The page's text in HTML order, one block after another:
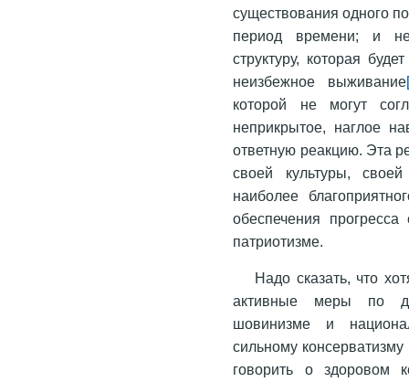
существования одного
период времени; и
структуру, которая
неизбежное выживание
которой не могут
неприкрытое, наглое
ответную реакцию. Эта
своей культуры,
наиболее
обеспечения
патриотизме.
Надо сказать, что
активные меры по
шовинизме и
сильному
говорить о здоровом